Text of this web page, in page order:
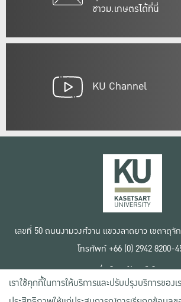
ชาวม.เกษตรได้ที่นี่
KU Channel
เลขที่ 50 ถนนงามวงศ์วาน แขวงลาดยาว เขตจตุจั
โทรศัพท์ +66 (0) 2942 8200-
เงื่อนไขการใช้งานเว็บไซต์
ข้อตกลงด้านสิทธิ์ใช้งาน
นโยบายความเป็นส่วนตัว
เราใช้คุกกี้ในการให้บริการและปรับปรุงบริการของ